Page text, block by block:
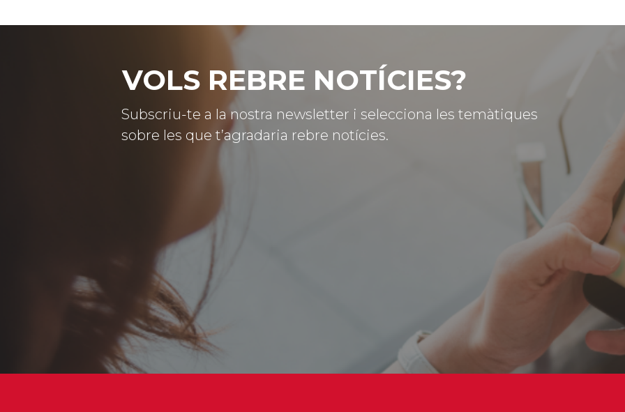
VOLS REBRE NOTÍCIES?
Subscriu-te a la nostra newsletter i selecciona les temàtiques
sobre les que t’agradaria rebre notícies.